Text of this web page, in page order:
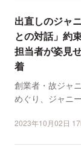
出直しのジャ
との対話」約
担当者が姿見
着
創業者・故ジャ
めぐり、ジャニ
2023年10月02日